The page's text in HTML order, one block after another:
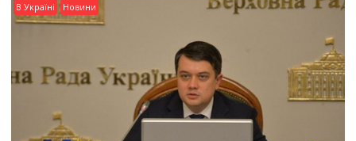
В Україні Новини